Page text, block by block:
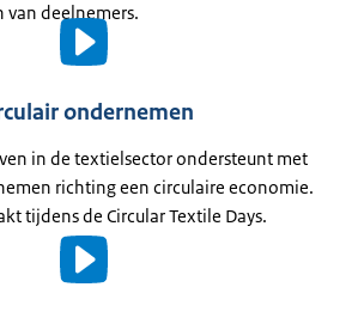
van deelnemers.
ondernemen
in de textielsector ondersteunt met
richting een circulaire economie.
tijdens de Circular Textile Days.